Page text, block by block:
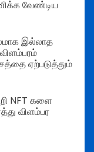
வேண்டிய
இல்லாத
ஏற்படுத்தும்
NFT களை
விளம்பர